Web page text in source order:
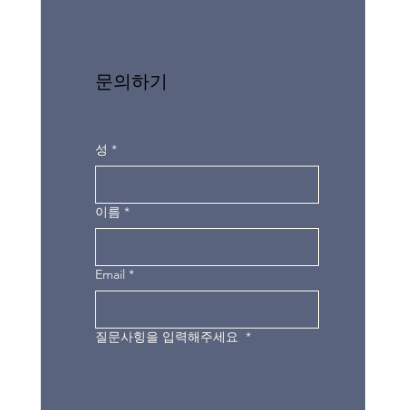
문의하기
성 *
이름 *
Email *
질문사힝을 입력해주세요 *